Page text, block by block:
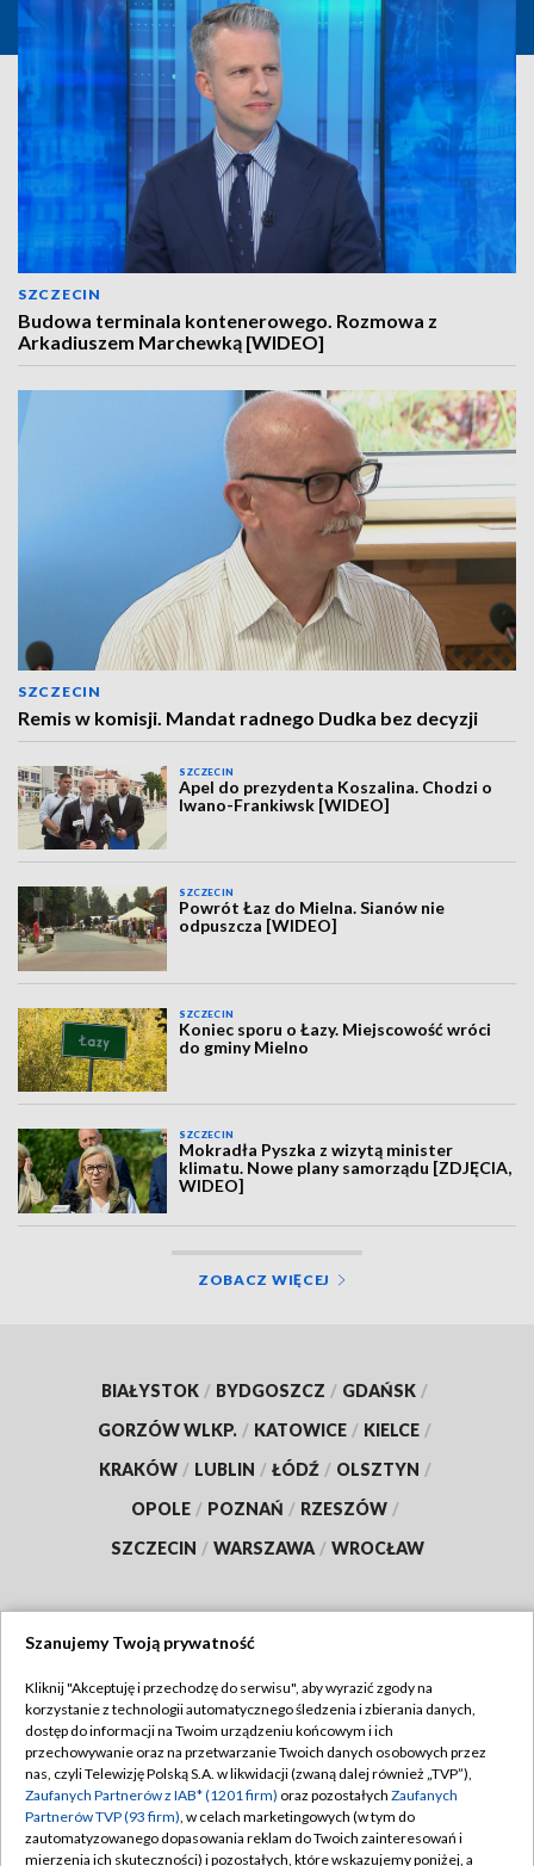
SZCZECIN
Budowa terminala kontenerowego. Rozmowa z
Arkadiuszem Marchewką [WIDEO]
SZCZECIN
Remis w komisji. Mandat radnego Dudka bez decyzji
SZCZECIN
Apel do prezydenta Koszalina. Chodzi o
Iwano-Frankiwsk [WIDEO]
SZCZECIN
Powrót Łaz do Mielna. Sianów nie
odpuszcza [WIDEO]
SZCZECIN
Koniec sporu o Łazy. Miejscowość wróci
do gminy Mielno
SZCZECIN
Mokradła Pyszka z wizytą minister
klimatu. Nowe plany samorządu [ZDJĘCIA,
WIDEO]
ZOBACZ WIĘCEJ
BIAŁYSTOK / BYDGOSZCZ / GDAŃSK /
GORZÓW WLKP. / KATOWICE / KIELCE /
KRAKÓW / LUBLIN / ŁÓDŹ / OLSZTYN /
OPOLE / POZNAŃ / RZESZÓW /
SZCZECIN / WARSZAWA / WROCŁAW
TVP
Abonament TVP
Emisja w TVP
Centrum informacji TVP
Regulamin TVP
Polityka prywatności
Moje zgody
Szanujemy Twoją prywatność
Kliknij "Akceptuję i przechodzę do serwisu", aby wyrazić zgody na
korzystanie z technologii automatycznego śledzenia i zbierania danych,
dostęp do informacji na Twoim urządzeniu końcowym i ich
przechowywanie oraz na przetwarzanie Twoich danych osobowych przez
nas, czyli Telewizję Polską S.A. w likwidacji (zwaną dalej również „TVP”),
Zaufanych Partnerów z IAB* (1201 firm) oraz pozostałych Zaufanych
Partnerów TVP (93 firm), w celach marketingowych (w tym do
zautomatyzowanego dopasowania reklam do Twoich zainteresowań i
mierzenia ich skuteczności) i pozostałych, które wskazujemy poniżej, a